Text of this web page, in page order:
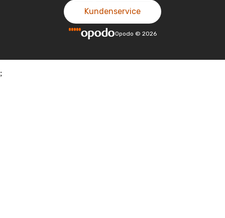
Kundenservice
Opodo © 2026
;